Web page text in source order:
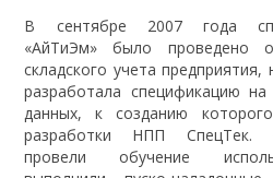
В сентябре 2007 года
«АйТиЭм» было проведено
складского учета
разработала спецификацию
данных, к созданию
разработки НПП СпецТек.
провели обучение